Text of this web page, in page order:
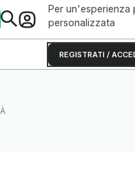
Per un'esperienza
personalizzata
REGISTRATI /